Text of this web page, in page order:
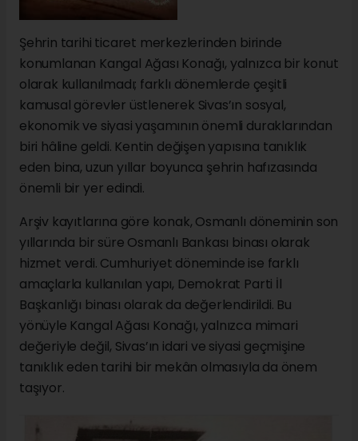
Şehrin tarihi ticaret merkezlerinden birinde
konumlanan Kangal Ağası Konağı, yalnızca bir konut
olarak kullanılmadı; farklı dönemlerde çeşitli
kamusal görevler üstlenerek Sivas’ın sosyal,
ekonomik ve siyasi yaşamının önemli duraklarından
biri hâline geldi. Kentin değişen yapısına tanıklık
eden bina, uzun yıllar boyunca şehrin hafızasında
önemli bir yer edindi.
Arşiv kayıtlarına göre konak, Osmanlı döneminin son
yıllarında bir süre Osmanlı Bankası binası olarak
hizmet verdi. Cumhuriyet döneminde ise farklı
amaçlarla kullanılan yapı, Demokrat Parti İl
Başkanlığı binası olarak da değerlendirildi. Bu
yönüyle Kangal Ağası Konağı, yalnızca mimari
değeriyle değil, Sivas’ın idari ve siyasi geçmişine
tanıklık eden tarihi bir mekân olmasıyla da önem
taşıyor.